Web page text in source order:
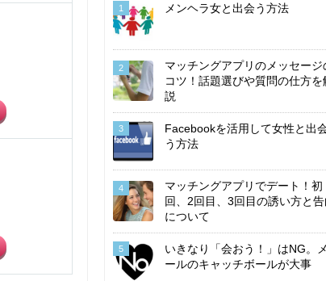
1 メンヘラ女と出会う方法
2
マッチングアプリのメッセージ
コツ！話題選びや質問の仕方を
説
3
Facebookを活用して女性と出
う方法
4
マッチングアプリでデート！初
回、2回目、3回目の誘い方と告
について
5
いきなり「会おう！」はNG。メ
ールのキャッチボールが大事